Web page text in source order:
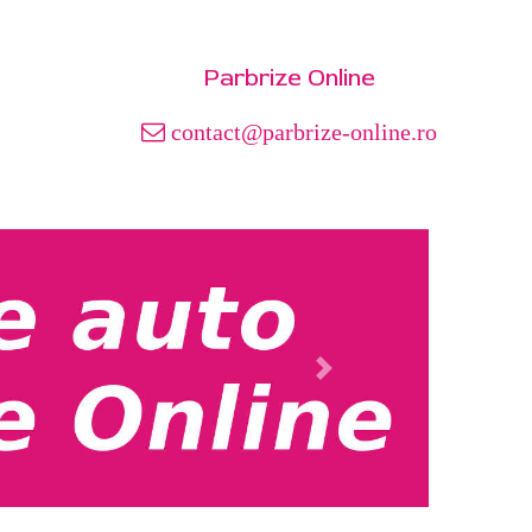
Parbrize Online
contact@parbrize-online.ro